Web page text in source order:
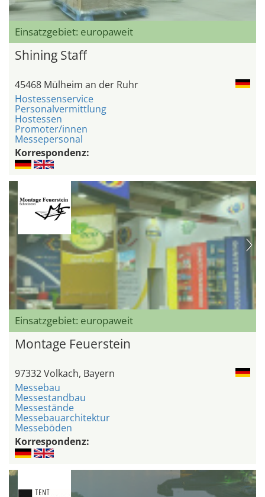
Einsatzgebiet: europaweit
Shining Staff
45468 Mülheim an der Ruhr
Hostessenservice
Personalvermittlung
Hostessen
Promoter/innen
Messepersonal
Korrespondenz:
Einsatzgebiet: europaweit
Montage Feuerstein
97332 Volkach, Bayern
Messebau
Messestandbau
Messestände
Messebauarchitektur
Messeböden
Korrespondenz: